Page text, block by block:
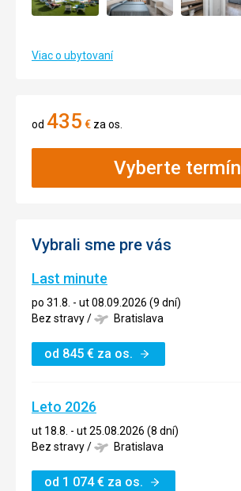
Viac o ubytovaní
od 435 € za os.
Vyberte termín
Vybrali sme pre vás
Last minute
po 31.8. - ut 08.09.2026 (9 dní)
Bez stravy/ Bratislava
od 845 € za os.
Leto 2026
ut 18.8. - ut 25.08.2026 (8 dní)
Bez stravy/ Bratislava
od 1 074 € za os.